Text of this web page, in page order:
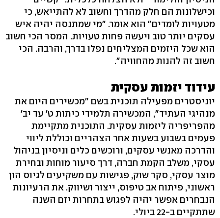
וכישלונות הם חלק מהדרך וחשוב לא להתייאש, כי
מטעויות לומדים" הוא אומר. "מי שמתנסה יהיה איש
עסקים יותר טוב ויעשה פחות טעויות. המסר הכי חשוב
הוא שכל היזמים המצליחים נפלו בדרך, והרבה. הכי
חשוב זה להנות מהחוויה".
עידוד יזמות עסקית
יוניסטרים מפעילה תוכנית בשם "מכשירים היום את
מנהיגי העתיד", המכשירה תלמידי כיתות ט' עד יב'
מהפריפריה ליזמות עסקית. התוכנית מתקיימת
פעמים בשבוע בשעות אחר הצהריים וכוללת ליווי
והדרכה מאנשי עסקים, ורוכשים כלים וניסיון בניהול
עסקי, משלב הקמת חברה, דרך סיעור מוחות ובחירת
מוצר עסקי, סקר שוק, פגישות עם משקיעים לגיוס הון
ראשוני, פיתוח אב טיפוס, ייצור ושיווק. את הרעיונות
הנבחרים אפשר יהיה לפגוש בתחרות יזם השנה
שתתקיים ב-22 ביולי.